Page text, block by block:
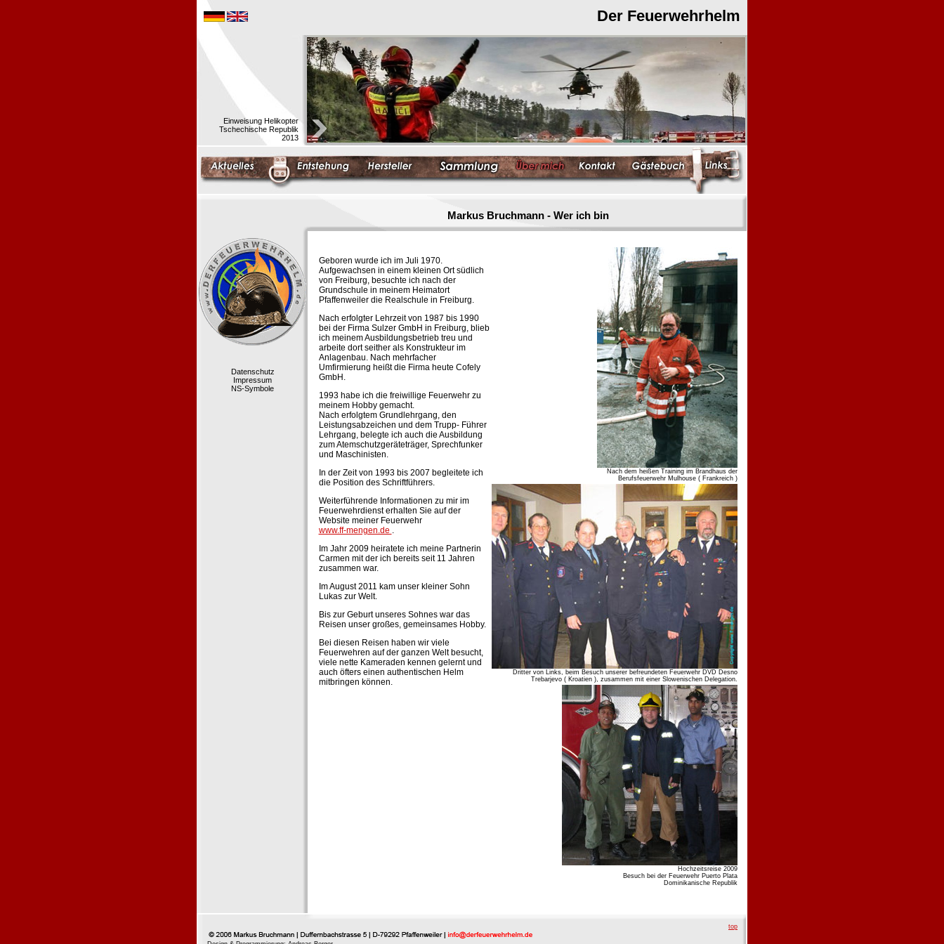
Der Feuerwehrhelm
Einweisung Helikopter
Tschechische Republik
2013
Markus Bruchmann - Wer ich bin
Datenschutz
Impressum
NS-Symbole
Geboren wurde ich im Juli 1970.
Aufgewachsen in einem kleinen Ort südlich
von Freiburg, besuchte ich nach der
Grundschule in meinem Heimatort
Pfaffenweiler die Realschule in Freiburg.
Nach erfolgter Lehrzeit von 1987 bis 1990
bei der Firma Sulzer GmbH in Freiburg, blieb
ich meinem Ausbildungsbetrieb treu und
arbeite dort seither als Konstrukteur im
Anlagenbau. Nach mehrfacher
Umfirmierung heißt die Firma heute Cofely
GmbH.
1993 habe ich die freiwillige Feuerwehr zu
meinem Hobby gemacht.
Nach erfolgtem Grundlehrgang, den
Leistungsabzeichen und dem Trupp- Führer
Lehrgang, belegte ich auch die Ausbildung
zum Atemschutzgeräteträger, Sprechfunker
und Maschinisten.
In der Zeit von 1993 bis 2007 begleitete ich
die Position des Schriftführers.
Weiterführende Informationen zu mir im
Feuerwehrdienst erhalten Sie auf der
Website meiner Feuerwehr
www.ff-mengen.de .
Im Jahr 2009 heiratete ich meine Partnerin
Carmen mit der ich bereits seit 11 Jahren
zusammen war.
Im August 2011 kam unser kleiner Sohn
Lukas zur Welt.
Bis zur Geburt unseres Sohnes war das
Reisen unser großes, gemeinsames Hobby.
Bei diesen Reisen haben wir viele
Feuerwehren auf der ganzen Welt besucht,
viele nette Kameraden kennen gelernt und
auch öfters einen authentischen Helm
mitbringen können.
Nach dem heißen Training im Brandhaus der
Berufsfeuerwehr Mulhouse ( Frankreich )
Dritter von Links, beim Besuch unserer befreundeten Feuerwehr DVD Desno
Trebarjevo ( Kroatien ), zusammen mit einer Slowenischen Delegation.
Hochzeitsreise 2009
Besuch bei der Feuerwehr Puerto Plata
Dominikanische Republik
top